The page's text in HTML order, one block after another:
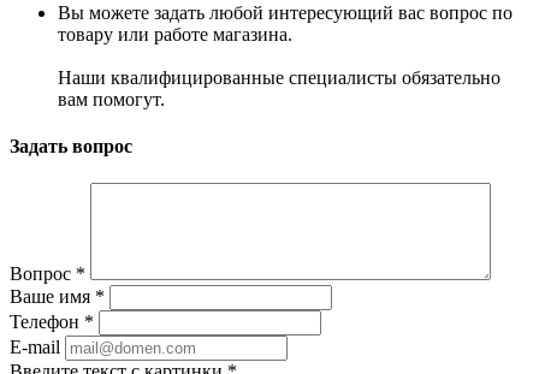
Вы можете задать любой интересующий вас вопрос по
товару или работе магазина.
Наши квалифицированные специалисты обязательно
вам помогут.
Задать вопрос
Вопрос *
Ваше имя *
Телефон *
E-mail